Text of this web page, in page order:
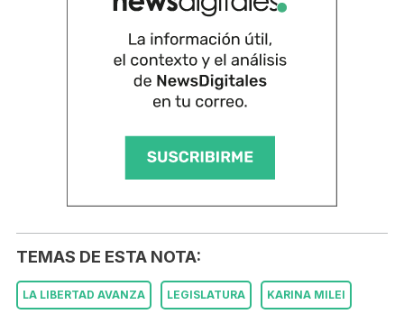
TEMAS DE ESTA NOTA:
LA LIBERTAD AVANZA LEGISLATURA KARINA MILEI